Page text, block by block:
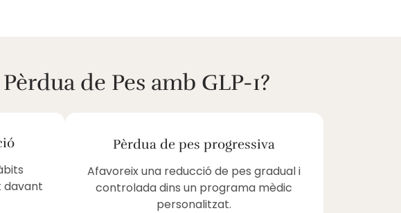
de Pes amb GLP-1?
davant
Pèrdua de pes progressiva
Afavoreix una reducció de pes gradual i
controlada dins un programa mèdic
personalitzat.